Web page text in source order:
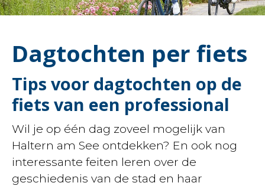
Dagtochten per fiets
Tips voor dagtochten op de
fiets van een professional
Wil je op één dag zoveel mogelijk van
Haltern am See ontdekken? En ook nog
interessante feiten leren over de
geschiedenis van de stad en haar